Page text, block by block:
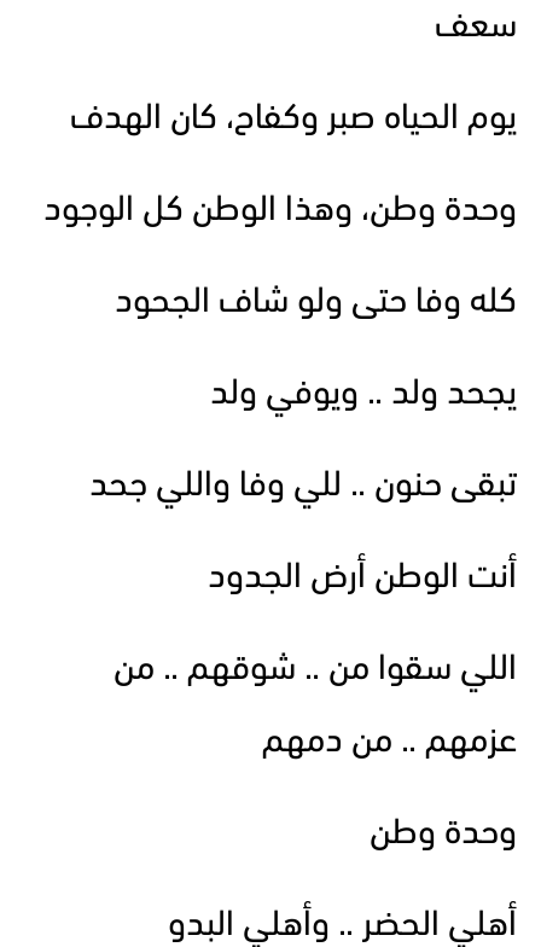
سعف
يوم الحياه صبر وكفاح، كان الهدف
وحدة وطن، وهذا الوطن كل الوجود
كله وفا حتى ولو شاف الجحود
يجحد ولد .. ويوفي ولد
تبقى حنون .. للي وفا واللي جحد
أنت الوطن أرض الجدود
اللي سقوا من .. شوقهم .. من
عزمهم .. من دمهم
وحدة وطن
أهلي الحضر .. وأهلي البدو